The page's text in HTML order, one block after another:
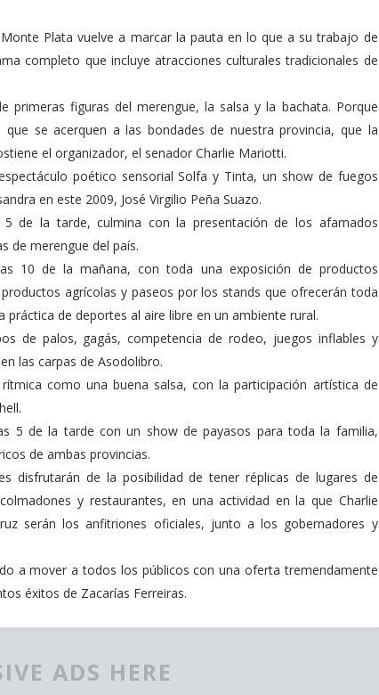
Plata vuelve a marcar la pauta en lo que a su trabajo de
completo que incluye atracciones culturales tradicionales de
primeras figuras del merengue, la salsa y la bachata. Porque
se acerquen a las bondades de nuestra provincia, que la
el organizador, el senador Charlie Mariotti.
poético sensorial Solfa y Tinta, un show de fuegos
en este 2009, José Virgilio Peña Suazo.
de la tarde, culmina con la presentación de los afamados
de merengue del país.
10 de la mañana, con toda una exposición de productos
agrícolas y paseos por los stands que ofrecerán toda
de deportes al aire libre en un ambiente rural.
de palos, gagás, competencia de rodeo, juegos inflables y
las carpas de Asodolibro.
como una buena salsa, con la participación artística de
5 de la tarde con un show de payasos para toda la familia,
de ambas provincias.
disfrutarán de la posibilidad de tener réplicas de lugares de
y restaurantes, en una actividad en la que Charlie
serán los anfitriones oficiales, junto a los gobernadores y
a mover a todos los públicos con una oferta tremendamente
éxitos de Zacarías Ferreiras.
ADS HERE